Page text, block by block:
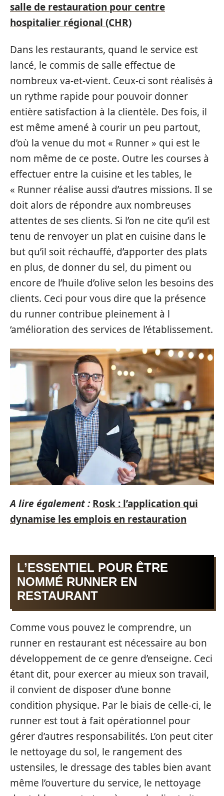
salle de restauration pour centre
hospitalier régional (CHR)
Dans les restaurants, quand le service est
lancé, le commis de salle effectue de
nombreux va-et-vient. Ceux-ci sont réalisés à
un rythme rapide pour pouvoir donner
entière satisfaction à la clientèle. Des fois, il
est même amené à courir un peu partout,
d’où la venue du mot « Runner » qui est le
nom même de ce poste. Outre les courses à
effectuer entre la cuisine et les tables, le
« Runner réalise aussi d’autres missions. Il se
doit alors de répondre aux nombreuses
attentes de ses clients. Si l’on ne cite qu’il est
tenu de renvoyer un plat en cuisine dans le
but qu’il soit réchauffé, d’apporter des plats
en plus, de donner du sel, du piment ou
encore de l’huile d’olive selon les besoins des
clients. Ceci pour vous dire que la présence
du runner contribue pleinement à l
‘amélioration des services de l’établissement.
A lire également : Rosk : l’application qui
dynamise les emplois en restauration
L’ESSENTIEL POUR ÊTRE
NOMMÉ RUNNER EN
RESTAURANT
Comme vous pouvez le comprendre, un
runner en restaurant est nécessaire au bon
développement de ce genre d’enseigne. Ceci
étant dit, pour exercer au mieux son travail,
il convient de disposer d’une bonne
condition physique. Par le biais de celle-ci, le
runner est tout à fait opérationnel pour
gérer d’autres responsabilités. L’on peut citer
le nettoyage du sol, le rangement des
ustensiles, le dressage des tables bien avant
même l’ouverture du service, le nettoyage